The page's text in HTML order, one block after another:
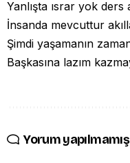
Yanlışta ısrar yok ders
İnsanda mevcuttur
Şimdi yaşamanın
Başkasına lazım
Yorum yapılmamış